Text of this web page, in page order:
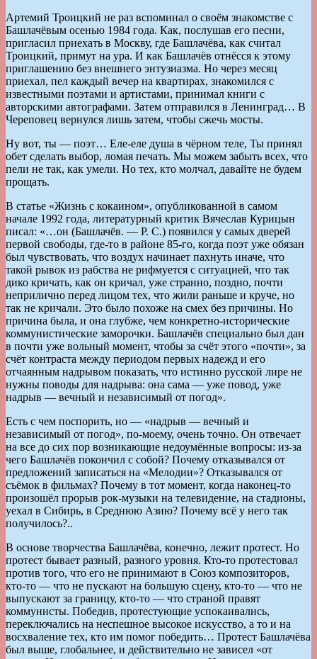
Артемий Троицкий не раз вспоминал о своём знакомстве с
Башлачёвым осенью 1984 года. Как, послушав его песни,
пригласил приехать в Москву, где Башлачёва, как считал
Троицкий, примут на ура. И как Башлачёв отнёсся к этому
приглашению без внешнего энтузиазма. Но через месяц
приехал, пел каждый вечер на квартирах, знакомился с
известными поэтами и артистами, принимал книги с
авторскими автографами. Затем отправился в Ленинград… В
Череповец вернулся лишь затем, чтобы сжечь мосты.
Ну вот, ты — поэт… Еле-еле душа в чёрном теле, Ты принял
обет сделать выбор, ломая печать. Мы можем забыть всех, что
пели не так, как умели. Но тех, кто молчал, давайте не будем
прощать.
В статье «Жизнь с кокаином», опубликованной в самом
начале 1992 года, литературный критик Вячеслав Курицын
писал: «…он (Башлачёв. — Р. С.) появился у самых дверей
первой свободы, где-то в районе 85-го, когда поэт уже обязан
был чувствовать, что воздух начинает пахнуть иначе, что
такой рывок из рабства не рифмуется с ситуацией, что так
дико кричать, как он кричал, уже странно, поздно, почти
неприлично перед лицом тех, что жили раньше и круче, но
так не кричали. Это было похоже на смех без причины. Но
причина была, и она глубже, чем конкретно-исторические
коммунистические заморочки. Башлачёв специально был дан
в почти уже вольный момент, чтобы за счёт этого «почти», за
счёт контраста между периодом первых надежд и его
отчаянным надрывом показать, что истинно русской лире не
нужны поводы для надрыва: она сама — уже повод, уже
надрыв — вечный и независимый от погод».
Есть с чем поспорить, но — «надрыв — вечный и
независимый от погод», по-моему, очень точно. Он отвечает
на все до сих пор возникающие недоумённые вопросы: из-за
чего Башлачёв покончил с собой? Почему отказывался от
предложений записаться на «Мелодии»? Отказывался от
съёмок в фильмах? Почему в тот момент, когда наконец-то
произошёл прорыв рок-музыки на телевидение, на стадионы,
уехал в Сибирь, в Среднюю Азию? Почему всё у него так
получилось?..
В основе творчества Башлачёва, конечно, лежит протест. Но
протест бывает разный, разного уровня. Кто-то протестовал
против того, что его не принимают в Союз композиторов,
кто-то — что не пускают на большую сцену, кто-то — что не
выпускают за границу, кто-то — что страной правят
коммунисты. Победив, протестующие успокаивались,
переключались на неспешное высокое искусство, а то и на
восхваление тех, кто им помог победить… Протест Башлачёва
был выше, глобальнее, и действительно не зависел «от